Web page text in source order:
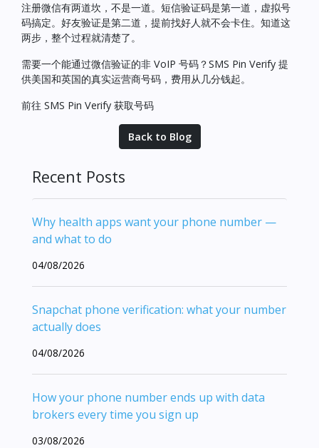
注册微信有两道坎，不是一道。短信验证码是第一道，虚拟号
码搞定。好友验证是第二道，提前找好人就不会卡住。知道这
两步，整个过程就清楚了。
需要一个能通过微信验证的非 VoIP 号码？SMS Pin Verify 提
供美国和英国的真实运营商号码，费用从几分钱起。
前往 SMS Pin Verify 获取号码
Back to Blog
Recent Posts
Why health apps want your phone number —
and what to do
04/08/2026
Snapchat phone verification: what your number
actually does
04/08/2026
How your phone number ends up with data
brokers every time you sign up
03/08/2026